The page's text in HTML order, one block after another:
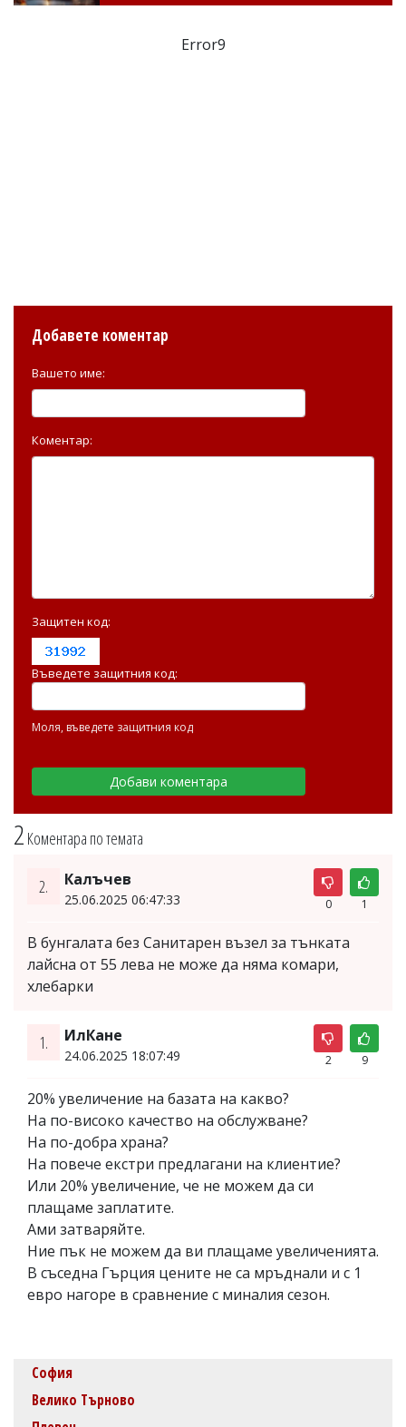
Error9
2 Коментара по темата
2. Калъчев
25.06.2025 06:47:33 0 1
В бунгалата без Санитарен възел за тънката
лайсна от 55 лева не може да няма комари,
хлебарки
1. ИлКане
24.06.2025 18:07:49 2 9
20% увеличение на базата на какво?
На по-високо качество на обслужване?
На по-добра храна?
На повече екстри предлагани на клиентие?
Или 20% увеличение, че не можем да си
плащаме заплатите.
Ами затваряйте.
Ние пък не можем да ви плащаме увеличенията.
В съседна Гърция цените не са мръднали и с 1
евро нагоре в сравнение с миналия сезон.
Добавете коментар
Вашето име:
Коментар:
Защитен код:
Въведете защитния код:
Моля, въведете защитния код
София
Велико Търново